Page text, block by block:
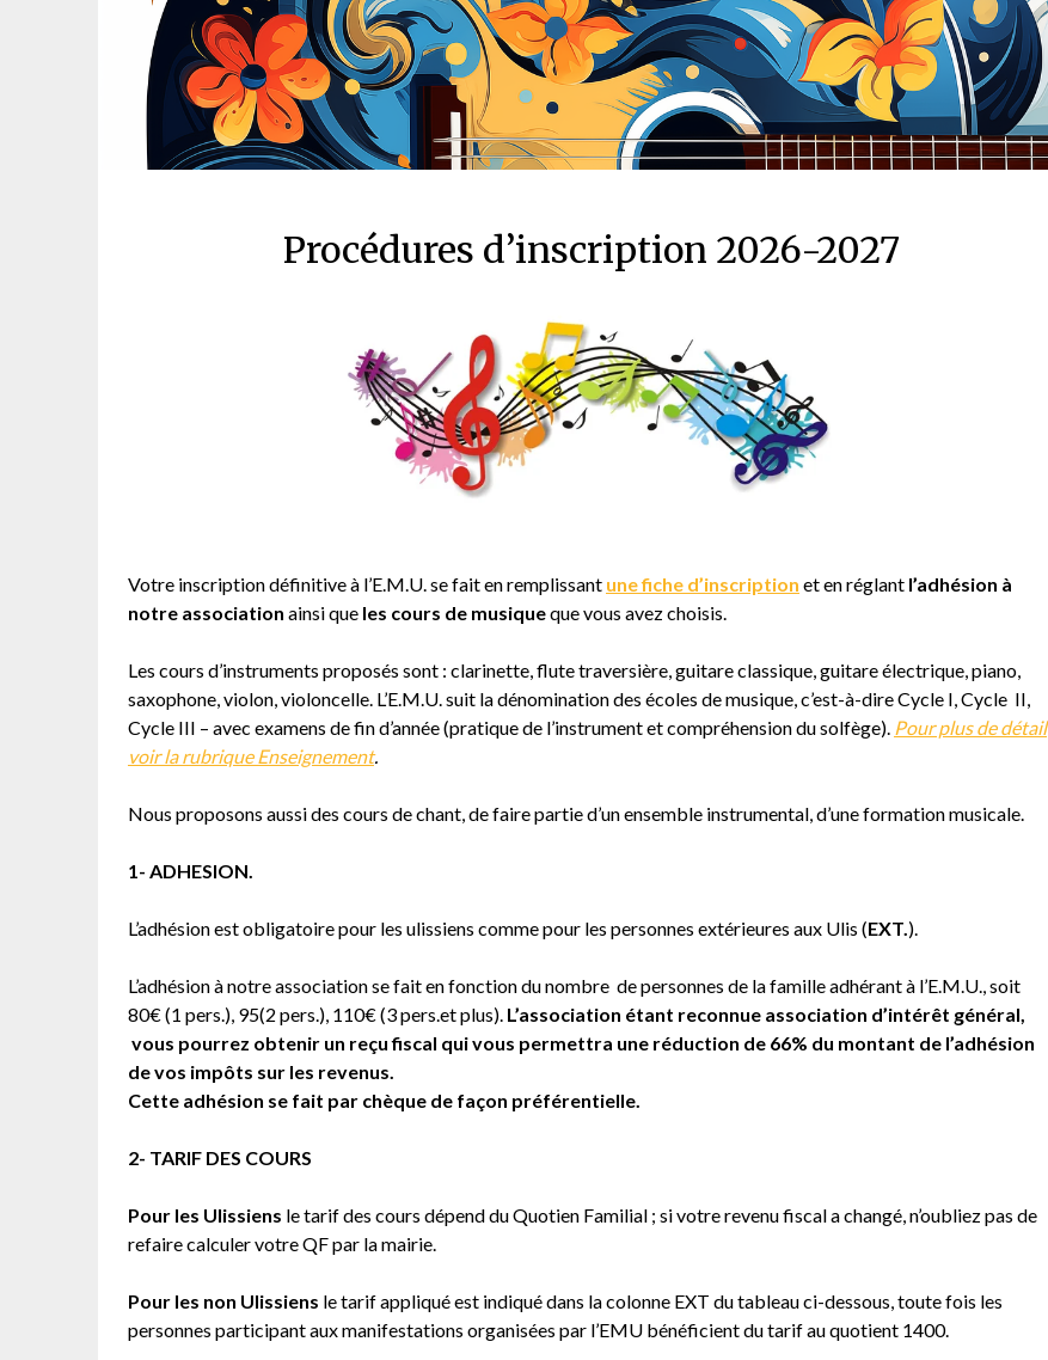
Procédures d’inscription 2026-2027
Votre inscription définitive à l’E.M.U. se fait en remplissant une fiche d’inscription et en réglant l’adhésion à
notre association ainsi que les cours de musiqueque vous avez choisis.
Les cours d’instruments proposés sont : clarinette, flute traversière, guitare classique, guitare électrique, piano,
saxophone, violon, violoncelle. L’E.M.U. suit la dénomination des écoles de musique, c’est-à-dire Cycle I, Cycle II,
Cycle III – avec examens de fin d’année (pratique de l’instrument et compréhension du solfège). Pour plus de détail
voir la rubrique Enseignement.
Nous proposons aussi des cours de chant, de faire partie d’un ensemble instrumental, d’une formation musicale.
1- ADHESION.
L’adhésion est obligatoire pour les ulissiens comme pour les personnes extérieures aux Ulis (EXT.).
L’adhésion à notre association se fait en fonction du nombre de personnes de la famille adhérant à l’E.M.U., soit
80€ (1 pers.), 95(2 pers.), 110€ (3 pers.et plus). L’association étant reconnue association d’intérêt général,
vous pourrez obtenir un reçu fiscal qui vous permettra une réduction de 66% du montant de l’adhésion
de vos impôts sur les revenus.
Cette adhésion se fait par chèque de façon préférentielle.
2- TARIF DES COURS
Pour les Ulissiens le tarif des cours dépend du Quotien Familial ; si votre revenu fiscal a changé, n’oubliez pas de
refaire calculer votre QF par la mairie.
Pour les non Ulissiens le tarif appliqué est indiqué dans la colonne EXT du tableau ci-dessous, toute fois les
personnes participant aux manifestations organisées par l’EMU bénéficient du tarif au quotient 1400.